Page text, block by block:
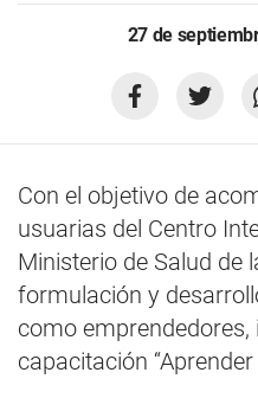
27 de
Con el objetivo de
usuarias del Centro
Ministerio de Salud de
formulación y
como emprendedores,
capacitación